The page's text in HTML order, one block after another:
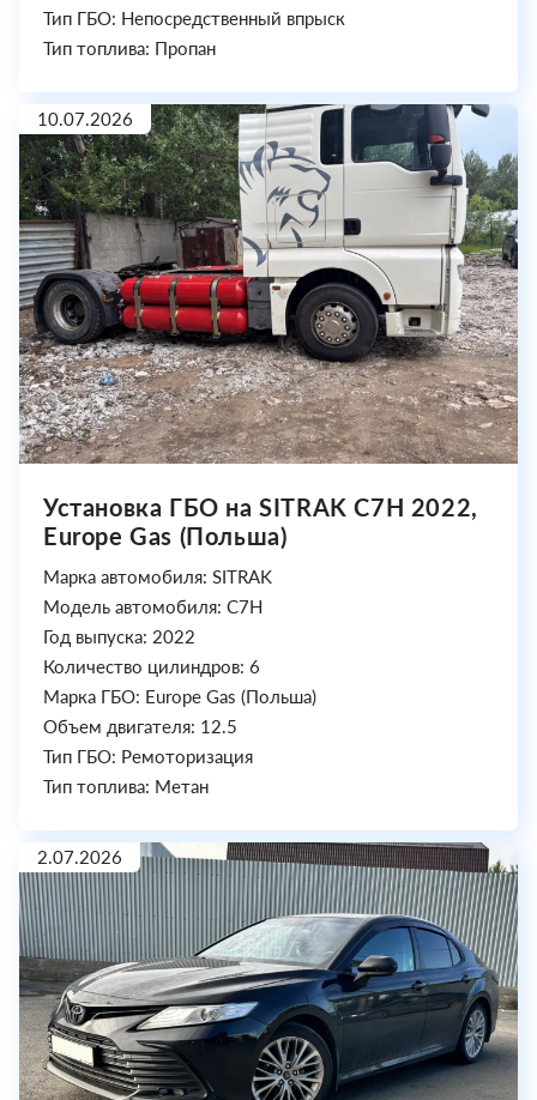
Тип ГБО: Непосредственный впрыск
Тип топлива: Пропан
10.07.2026
Установка ГБО на SITRAK C7H 2022,
Europe Gas (Польша)
Марка автомобиля: SITRAK
Модель автомобиля: C7H
Год выпуска: 2022
Количество цилиндров: 6
Марка ГБО: Europe Gas (Польша)
Объем двигателя: 12.5
Тип ГБО: Ремоторизация
Тип топлива: Метан
2.07.2026